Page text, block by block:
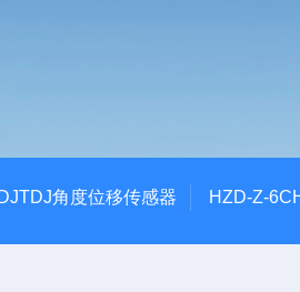
角度位移传感器 HZD-Z-